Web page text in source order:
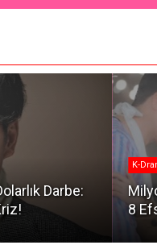
Darbe:
K-
8